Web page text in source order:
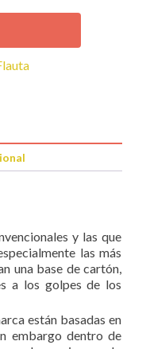
y las que
las más
una base de cartón,
a los golpes de los
están basadas en
embargo dentro de